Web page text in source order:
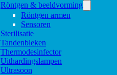
Röntgen & beeldvorming
Röntgen armen
Sensoren
Sterilisatie
Tandenbleken
Thermodesinfector
Uithardingslampen
Ultrasoon